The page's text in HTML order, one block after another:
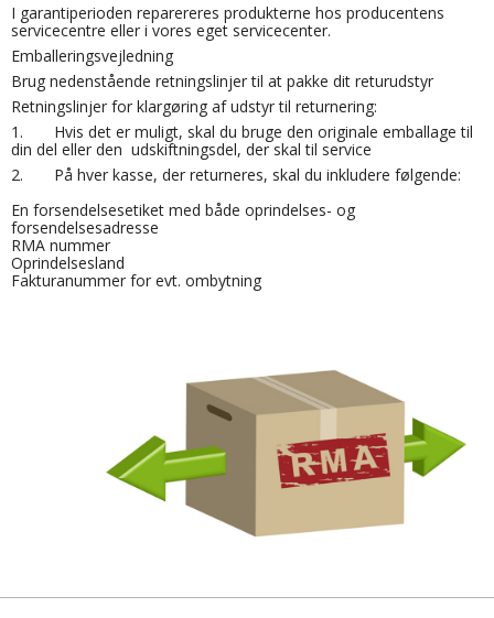
I garantiperioden reparereres produkterne hos producentens
servicecentre eller i vores eget servicecenter.
Emballeringsvejledning
Brug nedenstående retningslinjer til at pakke dit returudstyr
Retningslinjer for klargøring af udstyr til returnering:
1. Hvis det er muligt, skal du bruge den originale emballage til
din del eller den udskiftningsdel, der skal til service
2. På hver kasse, der returneres, skal du inkludere følgende:
En forsendelsesetiket med både oprindelses- og
forsendelsesadresse
RMA nummer
Oprindelsesland
Fakturanummer for evt. ombytning